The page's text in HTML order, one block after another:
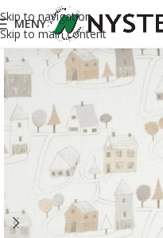
Skip to navigation
Skip to main content
MENY